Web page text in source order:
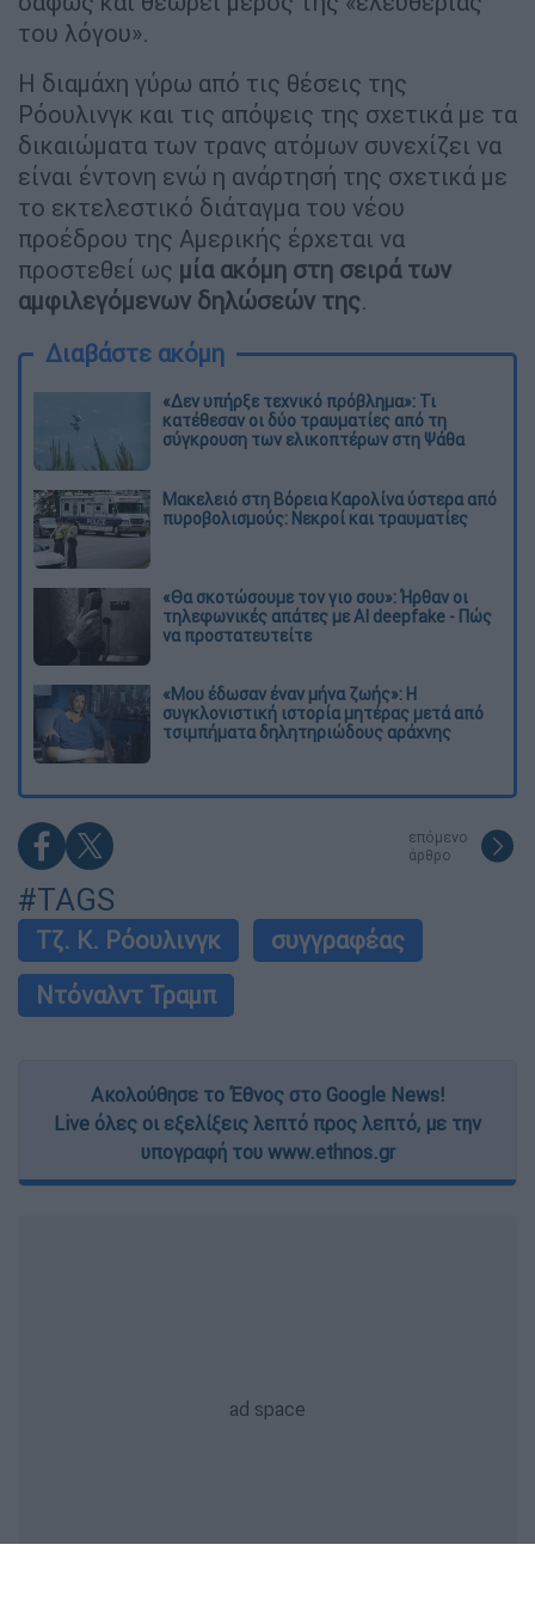
του λόγου».
Η διαμάχη γύρω από τις θέσεις της
Ρόουλινγκ και τις απόψεις της σχετικά με τα
δικαιώματα των τρανς ατόμων συνεχίζει να
είναι έντονη ενώ η ανάρτησή της σχετικά με
το εκτελεστικό διάταγμα του νέου
προέδρου της Αμερικής έρχεται να
προστεθεί ως μία ακόμη στη σειρά των
αμφιλεγόμενων δηλώσεών της.
Διαβάστε ακόμη
«Δεν υπήρξε τεχνικό πρόβλημα»: Τι
κατέθεσαν οι δύο τραυματίες από τη
σύγκρουση των ελικοπτέρων στη Ψάθα
Μακελειό στη Βόρεια Καρολίνα ύστερα από
πυροβολισμούς: Νεκροί και τραυματίες
«Θα σκοτώσουμε τον γιο σου»: Ήρθαν οι
τηλεφωνικές απάτες με AI deepfake - Πώς
να προστατευτείτε
«Μου έδωσαν έναν μήνα ζωής»: Η
συγκλονιστική ιστορία μητέρας μετά από
τσιμπήματα δηλητηριώδους αράχνης
επόμενο
άρθρο
#TAGS
Τζ. Κ. Ρόουλινγκ
συγγραφέας
Ντόναλντ Τραμπ
Ακολούθησε το Έθνος στο Google News!
Live όλες οι εξελίξεις λεπτό προς λεπτό, με την
υπογραφή του www.ethnos.gr